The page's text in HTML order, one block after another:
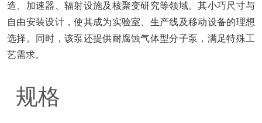
造、加速器、辐射设施及核聚变研究等领域。其小巧尺寸与
自由安装设计，使其成为实验室、生产线及移动设备的理想
选择。同时，该泵还提供耐腐蚀气体型分子泵，满足特殊工
艺需求。
规格